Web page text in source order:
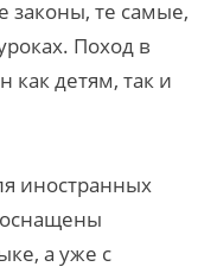
законы, те самые,
Поход в
как детям, так и
иностранных
оснащены
а уже с